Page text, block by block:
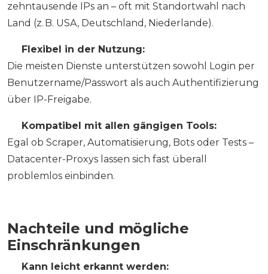
zehntausende IPs an – oft mit Standortwahl nach
Land (z. B. USA, Deutschland, Niederlande).
Flexibel in der Nutzung:
Die meisten Dienste unterstützen sowohl Login per
Benutzername/Passwort als auch Authentifizierung
über IP-Freigabe.
Kompatibel mit allen gängigen Tools:
Egal ob Scraper, Automatisierung, Bots oder Tests –
Datacenter-Proxys lassen sich fast überall
problemlos einbinden.
Nachteile und mögliche
Einschränkungen
Kann leicht erkannt werden: